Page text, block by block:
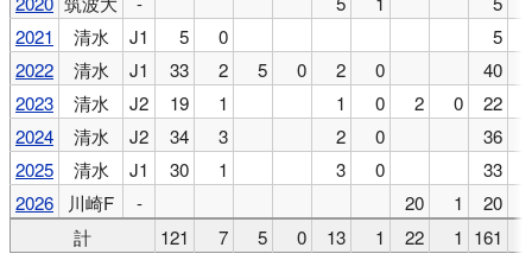
2021
清水 J1 5 0
5
2022
清水 J1 33 2 5 0 2 0
40
2023
清水 J2 19 1 1 0 2 0
22
2024
清水 J2 34 3 2 0
36
2025
清水 J1 30 1 3 0
33
2026
川崎F - 20 1
20
計
121 7 5 0 13 1 22 1 161